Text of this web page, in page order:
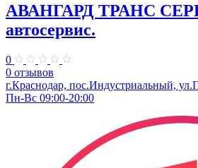
АВАНГАРД ТРАНС
автосервис.
0
0 отзывов
г.Краснодар, пос.Индустриальный,
Пн-Вс 09:00-20:00